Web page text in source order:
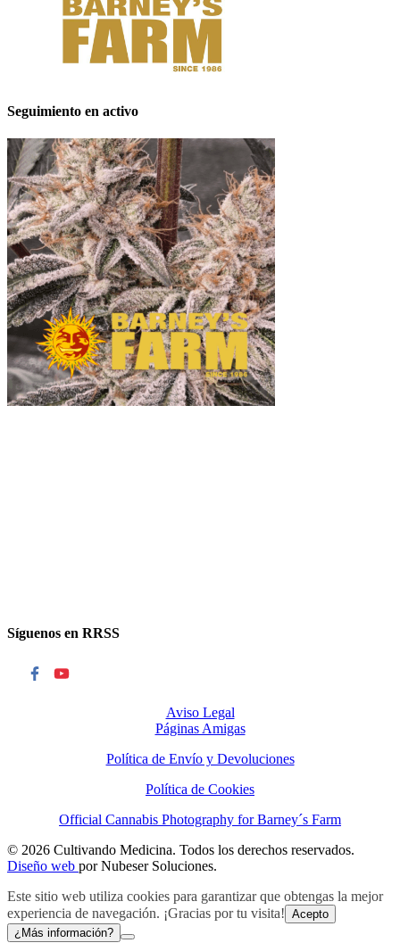
Seguimiento en activo
Síguenos en RRSS
Aviso Legal
Páginas Amigas
Política de Envío y Devoluciones
Política de Cookies
Official Cannabis Photography for Barney´s Farm
© 2026 Cultivando Medicina. Todos los derechos reservados.
Diseño web por Nubeser Soluciones.
Este sitio web utiliza cookies para garantizar que obtengas la mejor
experiencia de navegación. ¡Gracias por tu visita! Acepto
¿Más información?